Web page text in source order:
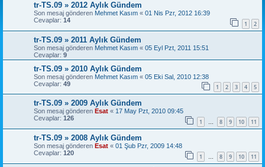
tr-TS.09 » 2012 Aylık Gündem
Son mesaj gönderen Mehmet Kasım « 01 Nis Pzr, 2012 16:39
Cevaplar: 14 1 2
tr-TS.09 » 2011 Aylık Gündem
Son mesaj gönderen Mehmet Kasım « 05 Eyl Pzt, 2011 15:51
Cevaplar: 9
tr-TS.09 » 2010 Aylık Gündem
Son mesaj gönderen Mehmet Kasım « 05 Eki Sal, 2010 12:38
Cevaplar: 49 1 2 3 4 5
tr-TS.09 » 2009 Aylık Gündem
Son mesaj gönderen Esat « 17 May Pzt, 2010 09:45
Cevaplar: 126 1 … 8 9 10 11
tr-TS.09 » 2008 Aylık Gündem
Son mesaj gönderen Esat « 01 Şub Pzr, 2009 14:48
Cevaplar: 120 1 … 8 9 10 11